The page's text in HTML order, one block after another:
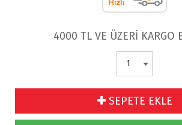
4000 TL VE ÜZERİ KARGO
SEPETE EKLE